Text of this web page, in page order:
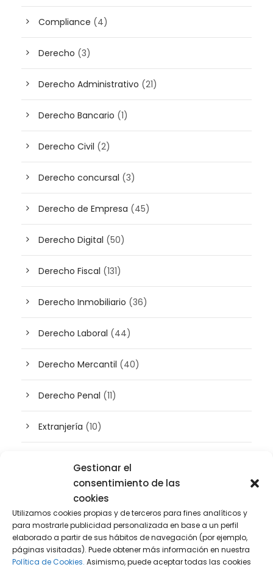
Gestionar el
consentimiento de las
cookies
Utilizamos cookies propias y de terceros para fines analíticos y
para mostrarle publicidad personalizada en base a un perfil
elaborado a partir de sus hábitos de navegación (por ejemplo,
páginas visitadas). Puede obtener más información en nuestra
Política de Cookies. Asimismo, puede aceptar todas las cookies
Compliance (4)
Derecho (3)
Derecho Administrativo (21)
Derecho Bancario (1)
Derecho Civil (2)
Derecho concursal (3)
Derecho de Empresa (45)
Derecho Digital (50)
Derecho Fiscal (131)
Derecho Inmobiliario (36)
Derecho Laboral (44)
Derecho Mercantil (40)
Derecho Penal (11)
Extranjería (10)
Patrimonio(5)
Plusvalía (2)
Prensa(2)